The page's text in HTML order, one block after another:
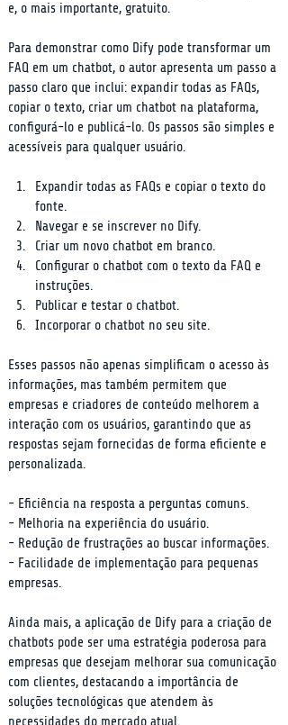
e, o mais importante, gratuito.
Para demonstrar como Dify pode transformar um
FAQ em um chatbot, o autor apresenta um passo a
passo claro que inclui: expandir todas as FAQs,
copiar o texto, criar um chatbot na plataforma,
configurá-lo e publicá-lo. Os passos são simples e
acessíveis para qualquer usuário.
Expandir todas as FAQs e copiar o texto do
fonte.
Navegar e se inscrever no Dify.
Criar um novo chatbot em branco.
Configurar o chatbot com o texto da FAQ e
instruções.
Publicar e testar o chatbot.
Incorporar o chatbot no seu site.
Esses passos não apenas simplificam o acesso às
informações, mas também permitem que
empresas e criadores de conteúdo melhorem a
interação com os usuários, garantindo que as
respostas sejam fornecidas de forma eficiente e
personalizada.
- Eficiência na resposta a perguntas comuns.
- Melhoria na experiência do usuário.
- Redução de frustrações ao buscar informações.
- Facilidade de implementação para pequenas
empresas.
Ainda mais, a aplicação de Dify para a criação de
chatbots pode ser uma estratégia poderosa para
empresas que desejam melhorar sua comunicação
com clientes, destacando a importância de
soluções tecnológicas que atendem às
necessidades do mercado atual.